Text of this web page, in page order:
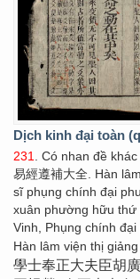
Dịch kinh đại toàn
231
. Có nhan đề
易經遵補大全. Hàn
sĩ phụng chính đại
xuân phường hữu thứ
Vinh, Phụng chính
Hàn lâm viện thị
學士奉正大夫臣胡